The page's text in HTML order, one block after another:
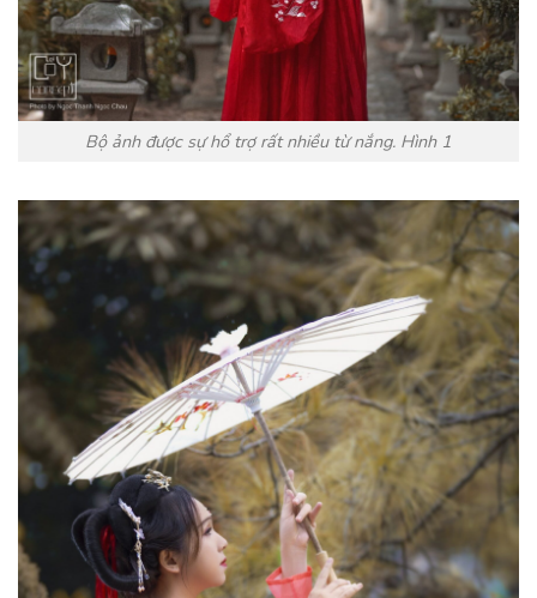
Bộ ảnh được sự hổ trợ rất nhiều từ nắng. Hình 1